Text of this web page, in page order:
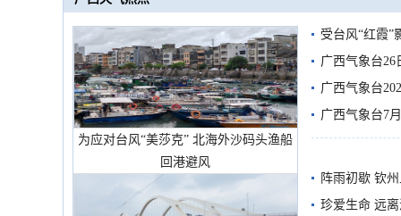
为应对台风“美莎克” 北海外沙码头渔船
回港避风
受台风“红霞”
有较强降雨
广西气象台26
广西气象台
预警
广西气象台7
阵雨初歇 钦
珍爱生命 远